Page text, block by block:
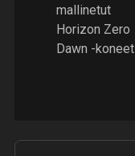
mallinetut
Horizon Zero
Dawn -koneet